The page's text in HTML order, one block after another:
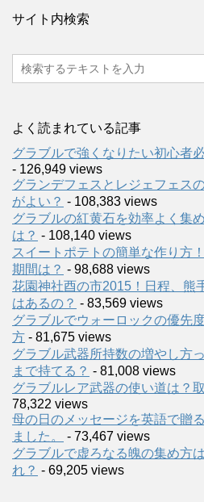
サイト内検索
よく読まれている記事
グラブルで強くなりたい初心者
- 126,949 views
グランデフェスとレジェフェス
がよい？ - 108,383 views
グラブルの紅黄石を効率よく集
は？ - 108,140 views
スイートポテトの簡単な作り方
期間は？ - 98,688 views
花園神社酉の市2015！日程、熊
はあるの？ - 83,569 views
グラブルでウォーロックの優先
方 - 81,675 views
グラブル武器所持数の増やし方
まで持てる？ - 81,008 views
グラブルレア武器の使い道は？
78,322 views
母の日のメッセージを英語で贈
ました。
- 73,467 views
グラブルで虚ろなる魄の集め方
れ？ - 69,205 views